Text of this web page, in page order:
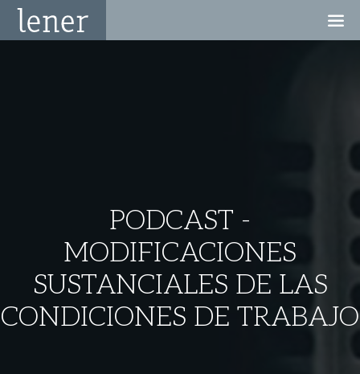
PODCAST -
MODIFICACIONES
SUSTANCIALES DE LAS
CONDICIONES DE TRABAJO